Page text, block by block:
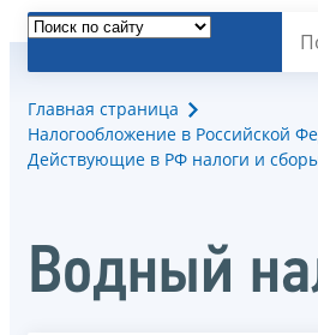
Главная страница
Налогообложение в Российской
Действующие в РФ налоги и
Водный